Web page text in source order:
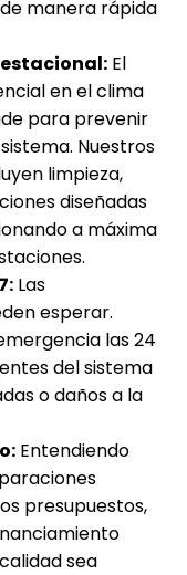
manera rápida
El
en el clima
para prevenir
Nuestros
limpieza,
diseñadas
a máxima
Las
esperar.
las 24
del sistema
o daños a la
Entendiendo
presupuestos,
sea